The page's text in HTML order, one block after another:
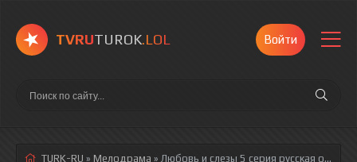
TVRUTUROK.LOL Войти
TURK-RU » Мелодрама » Любовь и слезы 5 серия русская озвучка полностью смотреть онлайн!